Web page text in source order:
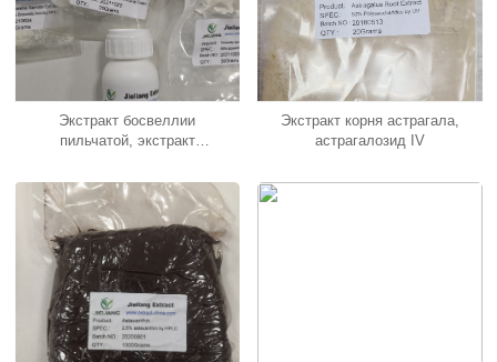
Экстракт босвеллии
пильчатой, экстракт
Экстракт корня астрагала,
астрагалозид IV